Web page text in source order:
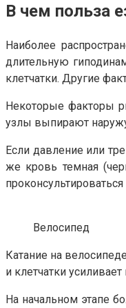
В чем польза
Наиболее
длительную
клетчатки. Другие
Некоторые факторы
узлы выпирают
Если давление или
же кровь темная
Велосипед
Катание на
и клетчатки
На начальном этапе